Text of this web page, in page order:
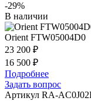
-29%
В наличии
Orient FTW05004D0
23 200 ₽
16 500 ₽
Подробнее
Задать вопрос
Артикул RA-